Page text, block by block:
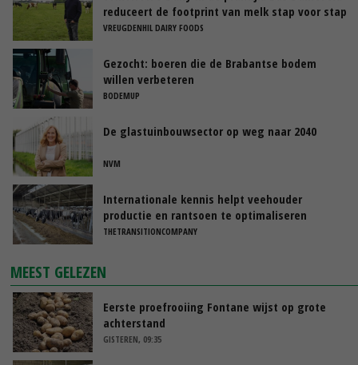
reduceert de footprint van melk stap voor stap
VREUGDENHIL DAIRY FOODS
Gezocht: boeren die de Brabantse bodem
willen verbeteren
BODEMUP
De glastuinbouwsector op weg naar 2040
NVM
Internationale kennis helpt veehouder
productie en rantsoen te optimaliseren
THETRANSITIONCOMPANY
MEEST GELEZEN
Eerste proefrooiing Fontane wijst op grote
achterstand
GISTEREN, 09:35